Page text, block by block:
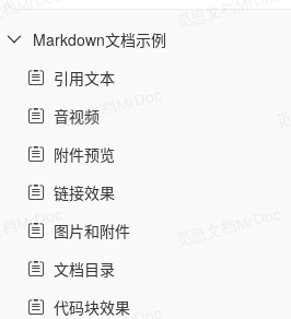
Markdown文档示例
引用文本
音视频
附件预览
链接效果
图片和附件
文档目录
代码块效果